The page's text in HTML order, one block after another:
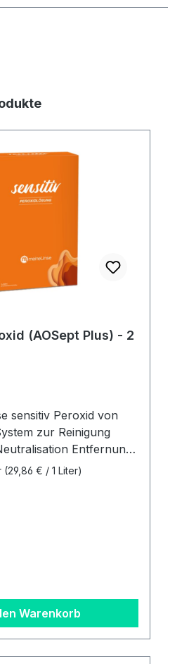
(AOSept Plus) - 2
sensitiv Peroxid von
Reinigung
Entfernung
100%
3 Monatsbedarf
á 360 ml + 1
Als
wir großen Wert
(29,86 € / 1 Liter)
Warenkorb